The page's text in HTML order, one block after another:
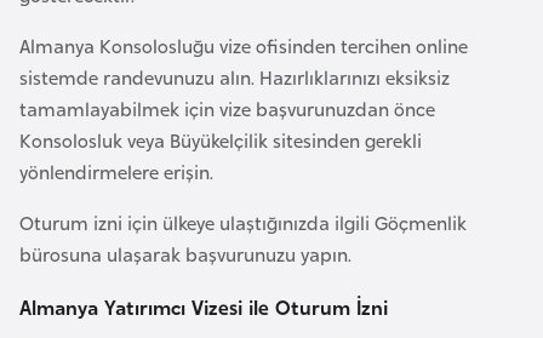
Almanya Konsolosluğu vize ofisinden tercihen online
sistemde randevunuzu alın. Hazırlıklarınızı eksiksiz
tamamlayabilmek için vize başvurunuzdan önce
Konsolosluk veya Büyükelçilik sitesinden gerekli
yönlendirmelere erişin.
Oturum izni için ülkeye ulaştığınızda ilgili Göçmenlik
bürosuna ulaşarak başvurunuzu yapın.
Almanya Yatırımcı Vizesi ile Oturum İzni
a
m
r
k